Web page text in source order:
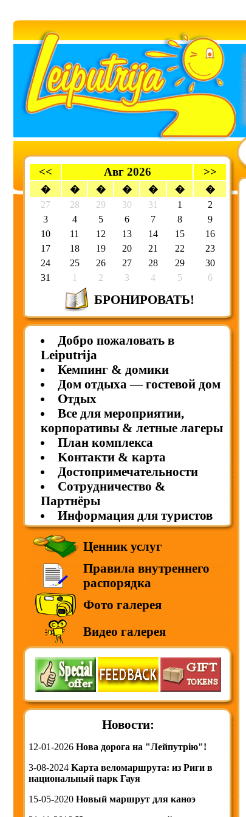
<< Авг 2026 >>
� � � � � �
�
27
28 29 30 31 1
2
3
4 5 6 7 8
9
10
11 12 13 14 15
16
17
18 19 20 21 22
23
24
25 26 27 28 29
30
31
1 2 3 4 5 6
БРОНИРОВАТЬ!
Добро пожаловать в
Leiputrija
Кемпинг & домики
Дом отдыха — гостевой дом
Отдых
Все для мероприятии,
корпоративы & летные лагеры
План комплекса
Kонтакти & карта
Достопримечательности
Cотрудничество &
Партнёры
Информация для туристов
Ценник услуг
Правила внутреннего
распорядка
Фото галерея
Видео галерея
Новости:
12-01-2026 Нова дорога на "Лейпутрію"!
3-08-2024 Kарта веломаршрута: из Риги в
национальный парк Гауя
15-05-2020 Новый маршрут для каноэ